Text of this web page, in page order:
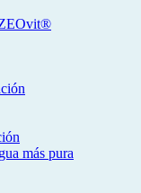
ZEOvit®
más pura